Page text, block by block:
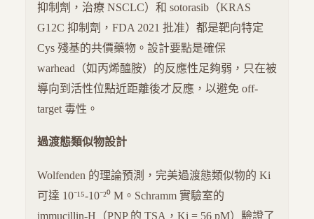
抑制劑，治療 NSCLC）和 sotorasib（KRAS
G12C 抑制劑，FDA 2021 批准）都是靶向特定
Cys 殘基的共價藥物。設計要點是確保
warhead（如丙烯醯胺）的反應性足夠弱，只在被
導向到活性位點近距離後才反應，以避免 off-
target 毒性。
過渡態類似物設計
Wolfenden 的理論預測，完美過渡態類似物的 Ki
可達 10⁻¹⁵-10⁻²⁰ M。Schramm 實驗室的
immucillin-H（PNP 的 TSA，Ki = 56 pM）驗證了